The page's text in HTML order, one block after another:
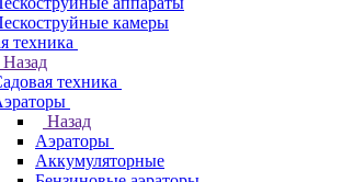
камеры
техника
Назад
техника
Назад
Аэраторы
Аккумуляторные